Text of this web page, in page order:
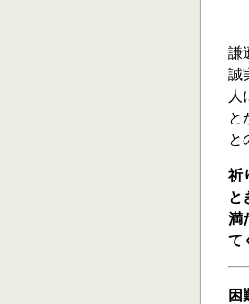
謙
誠
人
と
と
祈
と
満
て
困